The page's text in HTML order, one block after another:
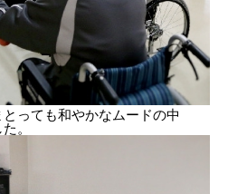
っても和やかなムードの中
。